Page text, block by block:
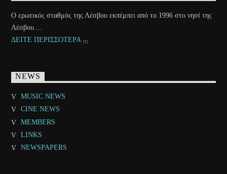
Ο ερωτικός σταθμός της Λέσβου εκπέμπει από το 1996 στο νησί της
Λέσβου....
ΔΕΙΤΕ ΠΕΡΙΣΣΟΤΕΡΑ
NEWS
MUSIC NEWS
CINE NEWS
MEMBERS
LINKS
NEWSPAPERS